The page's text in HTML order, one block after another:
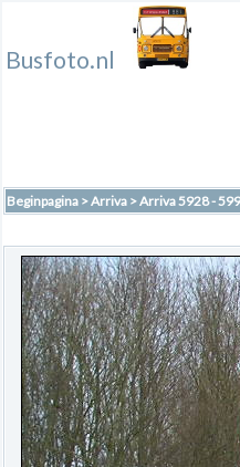
Busfoto.nl
Beginpagina >Arriva >Arriva 5928 -